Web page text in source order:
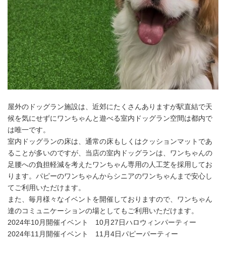
屋外のドッグラン施設は、近郊にたくさんありますが駅直結で天
候を気にせずにワンちゃんと遊べる室内ドッグラン空間は都内で
は唯一です。
室内ドッグランの床は、通常の床もしくはクッションマットであ
ることが多いのですが、当店の室内ドッグランは、ワンちゃんの
足腰への負担軽減を考えたワンちゃん専用の人工芝を採用してお
ります。パピーのワンちゃんからシニアのワンちゃんまで安心し
てご利用いただけます。
また、毎月様々なイベントを開催しておりますので、ワンちゃん
達のコミュニケーションの場としてもご利用いただけます。
2024年10月開催イベント 10月27日ハロウィンパーティー
2024年11月開催イベント 11月4日パピーパーティー